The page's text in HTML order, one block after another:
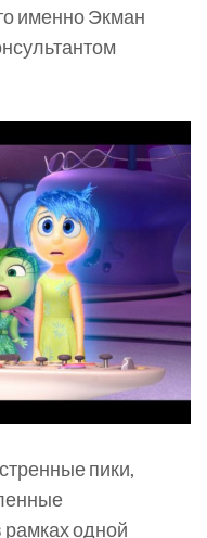
именно Экман
пики,
рамках одной